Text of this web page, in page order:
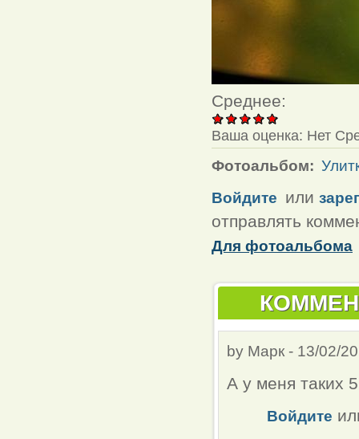
Среднее:
Ваша оценка: Нет
Фотоальбом:
Войдите или
отправлять
Для фотоальбома
by Марк - 13/02/
А у меня таких
Войдите